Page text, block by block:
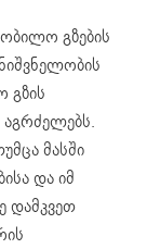
გზების
გზის
აგრძელებს.
მასში
და იმ
დამკვეთ